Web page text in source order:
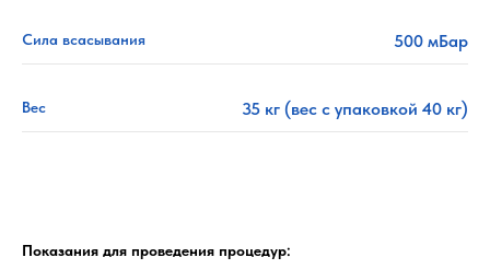
Сила всасывания 500 мБар
Вес 35 кг (вес с упаковкой 40 кг)
Показания для проведения процедур: